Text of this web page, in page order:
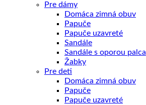
Pre dámy
Domáca zimná obuv
Papuče
Papuče uzavreté
Sandále
Sandále s oporou palca
Žabky
Pre deti
Domáca zimná obuv
Papuče
Papuče uzavreté